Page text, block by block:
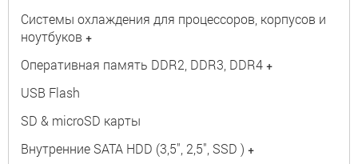
Системы охлаждения для процессоров, корпусов и
ноутбуков +
Оперативная память DDR2, DDR3, DDR4 +
USB Flash
SD & microSD карты
Внутренние SATA HDD (3,5", 2,5", SSD ) +